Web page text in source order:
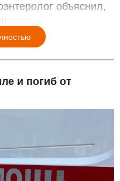
объяснил,
и погиб от